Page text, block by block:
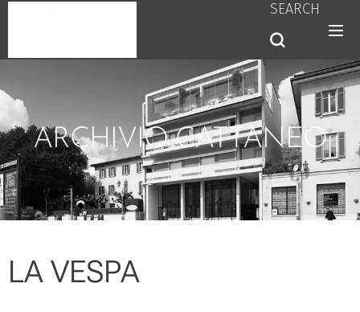
SEARCH
ARCHIVIO CATTANEO
LA VESPA